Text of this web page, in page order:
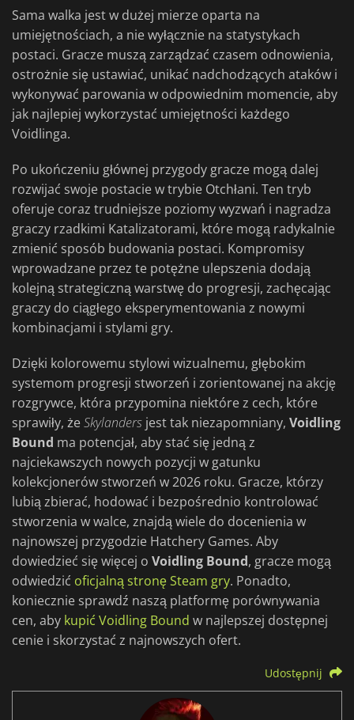
Sama walka jest w dużej mierze oparta na
umiejętnościach, a nie wyłącznie na statystykach
postaci. Gracze muszą zarządzać czasem odnowienia,
ostrożnie się ustawiać, unikać nadchodzących ataków i
wykonywać parowania w odpowiednim momencie, aby
jak najlepiej wykorzystać umiejętności każdego
Voidlinga.
Po ukończeniu głównej przygody gracze mogą dalej
rozwijać swoje postacie w trybie Otchłani. Ten tryb
oferuje coraz trudniejsze poziomy wyzwań i nagradza
graczy rzadkimi Katalizatorami, które mogą radykalnie
zmienić sposób budowania postaci. Kompromisy
wprowadzane przez te potężne ulepszenia dodają
kolejną strategiczną warstwę do progresji, zachęcając
graczy do ciągłego eksperymentowania z nowymi
kombinacjami i stylami gry.
Dzięki kolorowemu stylowi wizualnemu, głębokim
systemom progresji stworzeń i zorientowanej na akcję
rozgrywce, która przypomina niektóre z cech, które
sprawiły, żeSkylanders jest tak niezapomniany, Voidling
Bound ma potencjał, aby stać się jedną z
najciekawszych nowych pozycji w gatunku
kolekcjonerów stworzeń w 2026 roku. Gracze, którzy
lubią zbierać, hodować i bezpośrednio kontrolować
stworzenia w walce, znajdą wiele do docenienia w
najnowszej przygodzie Hatchery Games. Aby
dowiedzieć się więcej o Voidling Bound, gracze mogą
odwiedzić oficjalną stronę Steam gry. Ponadto,
koniecznie sprawdź naszą platformę porównywania
cen, aby kupić Voidling Bound w najlepszej dostępnej
cenie i skorzystać z najnowszych ofert.
Udostępnij